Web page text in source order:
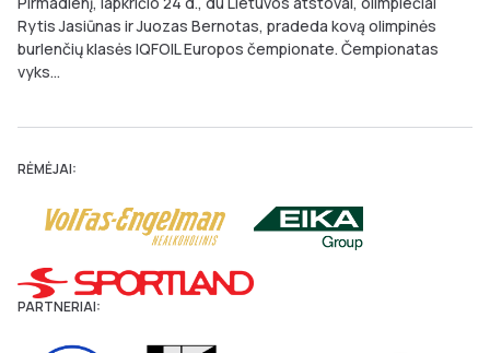
Rytis Jasiūnas ir Juozas Bernotas, pradeda kovą olimpinės
burlenčių klasės IQFOIL Europos čempionate. Čempionatas
vyks...
RĖMĖJAI:
PARTNERIAI: